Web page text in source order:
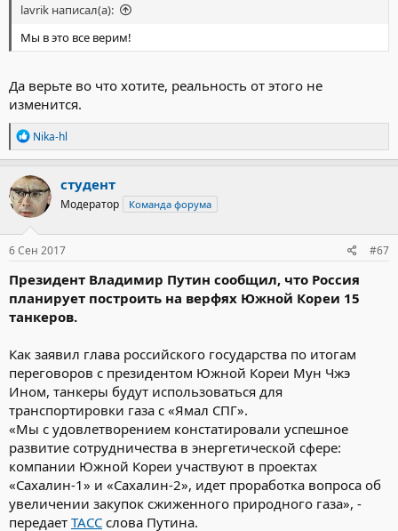
lavrik написал(а):
Мы в это все верим!
Да верьте во что хотите, реальность от этого не
изменится.
Р
е
а
к
ц
и
и
:
Nika-hl
студент
Модератор Команда форума
6 Сен 2017 #67
Президент Владимир Путин сообщил, что Россия
планирует построить на верфях Южной Кореи 15
танкеров.
Как заявил глава российского государства по итогам
переговоров с президентом Южной Кореи Мун Чжэ
Ином, танкеры будут использоваться для
транспортировки газа с «Ямал СПГ».
«Мы с удовлетворением констатировали успешное
развитие сотрудничества в энергетической сфере:
компании Южной Кореи участвуют в проектах
«Сахалин-1» и «Сахалин-2», идет проработка вопроса об
увеличении закупок сжиженного природного газа», -
передает ТАСС слова Путина.